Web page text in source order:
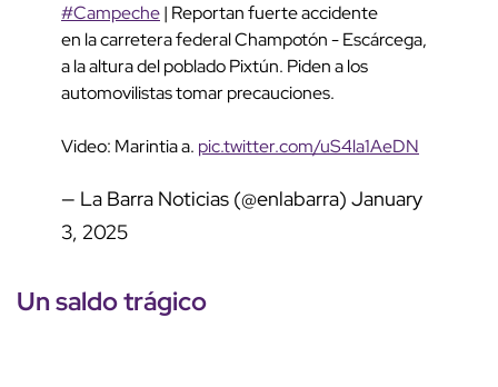
#Campeche| Reportan fuerte accidente
en la carretera federal Champotón - Escárcega,
a la altura del poblado Pixtún. Piden a los
automovilistas tomar precauciones.
Video: Marintia a. pic.twitter.com/uS4la1AeDN
— La Barra Noticias (@enlabarra) January
3, 2025
Un saldo trágico